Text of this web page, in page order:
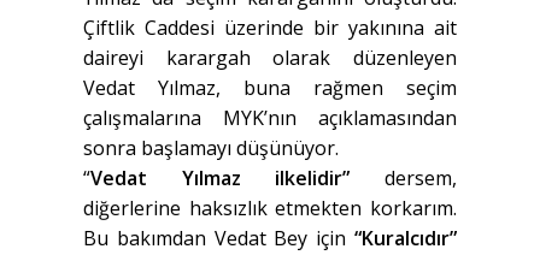
Çiftlik Caddesi üzerinde bir yakınına ait
daireyi karargah olarak düzenleyen
Vedat Yılmaz, buna rağmen seçim
çalışmalarına MYK’nın açıklamasından
sonra başlamayı düşünüyor.
“Vedat Yılmaz ilkelidir” dersem,
diğerlerine haksızlık etmekten korkarım.
Bu bakımdan Vedat Bey için “Kuralcıdır”